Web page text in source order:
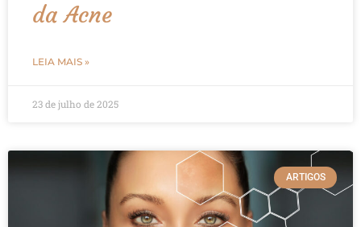
da Acne
LEIA MAIS »
23 de julho de 2025
ARTIGOS